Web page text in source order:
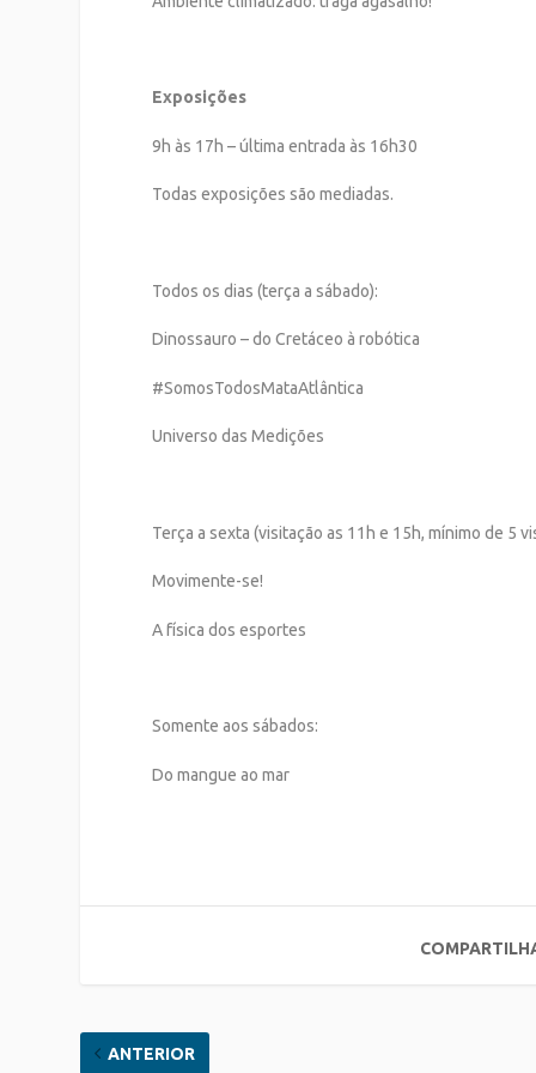
Exposições
9h às 17h – última entrada às 16h30
Todas exposições são mediadas.
Todos os dias (terça a sábado):
Dinossauro – do Cretáceo à robótica
#SomosTodosMataAtlântica
Universo das Medições
Terça a sexta (visitação as 11h e 15h, mínimo de 5
Movimente-se!
A física dos esportes
Somente aos sábados:
Do mangue ao mar
ANTERIOR